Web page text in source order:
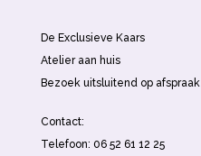
De Exclusieve Kaars
Atelier aan huis
Bezoek uitsluitend op afspraak
Contact:
Telefoon: 06 52 61 12 25